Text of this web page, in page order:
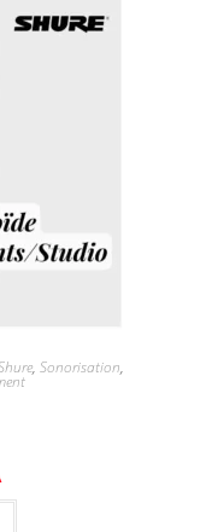
,Sonorisation,